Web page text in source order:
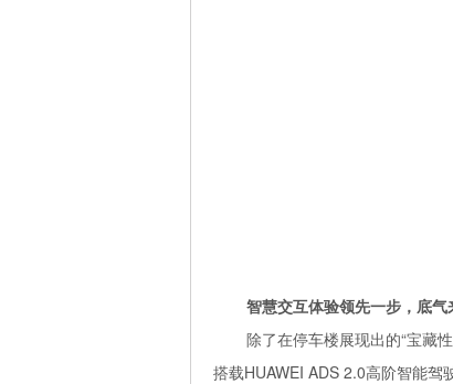
智慧交互体验领先一步，底
除了在停车楼展现出的“宝藏
搭载HUAWEI ADS 2.0高阶智能驾